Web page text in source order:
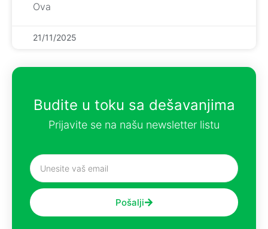
Ova
21/11/2025
Budite u toku sa dešavanjima
Prijavite se na našu newsletter listu
Pošalji